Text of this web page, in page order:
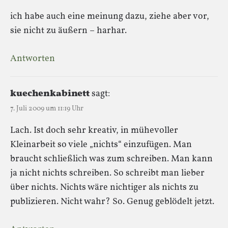
ich habe auch eine meinung dazu, ziehe aber vor,
sie nicht zu äußern – harhar.
Antworten
kuechenkabinettsagt:
7. Juli 2009 um 11:19 Uhr
Lach. Ist doch sehr kreativ, in mühevoller
Kleinarbeit so viele „nichts“ einzufügen. Man
braucht schließlich was zum schreiben. Man kann
ja nicht nichts schreiben. So schreibt man lieber
über nichts. Nichts wäre nichtiger als nichts zu
publizieren. Nicht wahr? So. Genug geblödelt jetzt.